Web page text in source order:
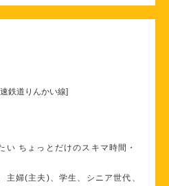
鉄道りんかい線]
い ちょっとだけのスキマ時間・
主婦(主夫)、学生、シニア世代、